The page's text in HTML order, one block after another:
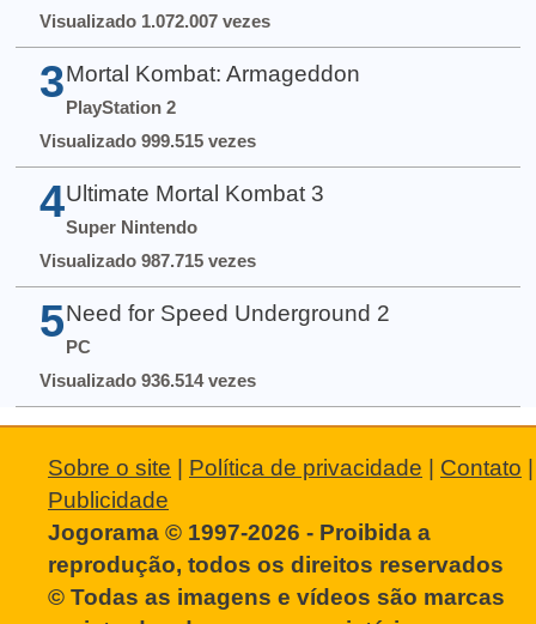
Visualizado 1.072.007 vezes
3 Mortal Kombat: Armageddon
PlayStation 2
Visualizado 999.515 vezes
4 Ultimate Mortal Kombat 3
Super Nintendo
Visualizado 987.715 vezes
5 Need for Speed Underground 2
PC
Visualizado 936.514 vezes
Sobre o site | Política de privacidade | Contato |
Publicidade
Jogorama © 1997-2026 - Proibida a
reprodução, todos os direitos reservados
© Todas as imagens e vídeos são marcas